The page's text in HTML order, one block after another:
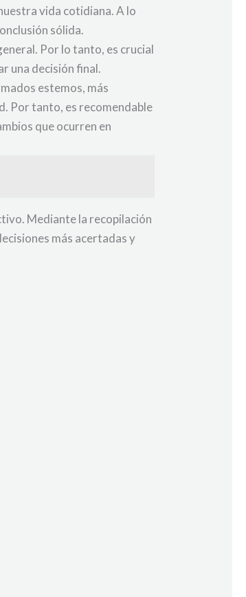
vida cotidiana. A lo
sólida.
Por lo tanto, es crucial
una decisión final.
estemos, más
Por tanto, es recomendable
que ocurren en
Mediante la recopilación
más acertadas y